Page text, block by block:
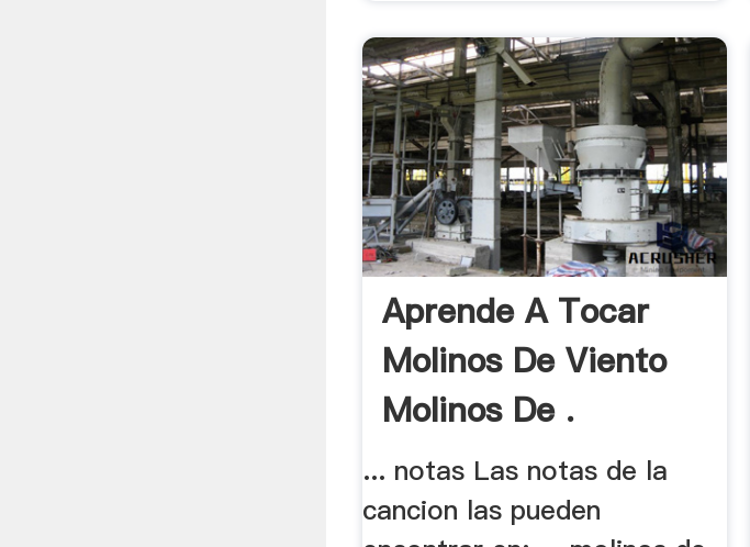
Aprende A Tocar
Molinos De Viento
Molinos De .
... notas Las notas de la
cancion las pueden